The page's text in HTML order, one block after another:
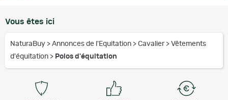
Vous êtes ici
NaturaBuy > Annonces de l'Equitation > Cavalier > Vêtements
d'équitation > Polos d'équitation